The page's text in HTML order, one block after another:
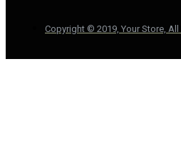
Copyright © 2019, Your Store, All